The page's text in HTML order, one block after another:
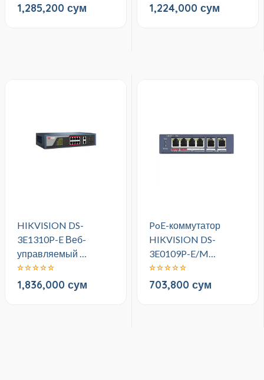
1,285,200 сум 1,224,000 сум
HIKVISION DS-
3E1310P-E Веб-
управляемый …
1,836,000 сум
PoE-коммутатор
HIKVISION DS-
3E0109P-E/M…
703,800 сум